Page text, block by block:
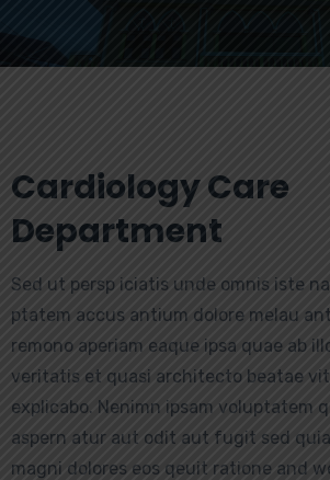
Cardiology Care
Department
Sed ut persp iciatis unde omnis iste
ptatem accus antium dolore melau
remono aperiam eaque ipsa quae ab
veritatis et quasi architecto beatae
explicabo. Nenimn ipsam voluptatem
aspern atur aut odit aut fugit sed
magni dolores eos qeuit ratione and